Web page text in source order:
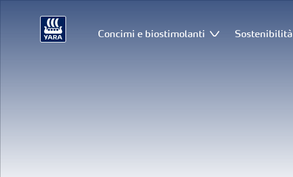
Concimi e biostimolanti Sostenibilità